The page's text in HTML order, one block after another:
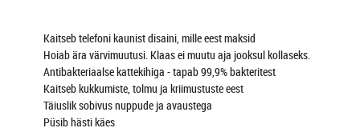
Kaitseb telefoni kaunist disaini, mille eest maksid
Hoiab ära värvimuutusi. Klaas ei muutu aja jooksul kollaseks.
Antibakteriaalse kattekihiga - tapab 99,9% bakteritest
Kaitseb kukkumiste, tolmu ja kriimustuste eest
Täiuslik sobivus nuppude ja avaustega
Püsib hästi käes